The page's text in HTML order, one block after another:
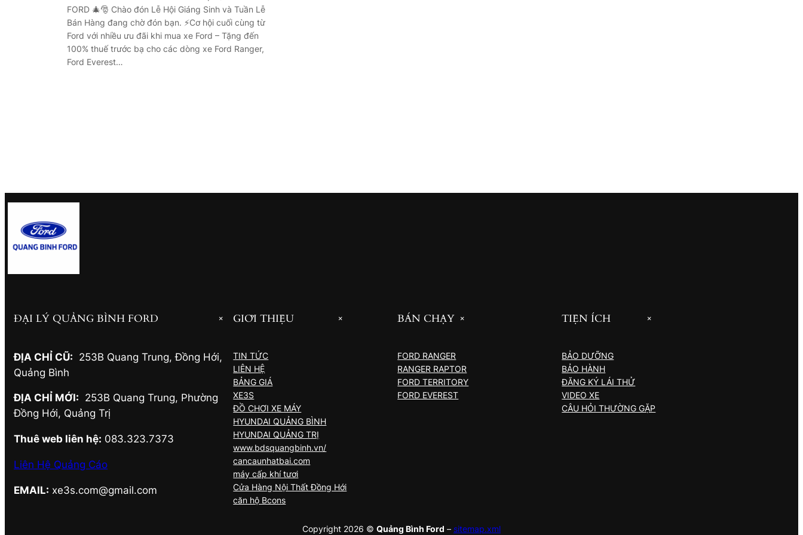
FORD 🎄🎅 Chào đón Lễ Hội Giáng Sinh và Tuần Lễ
Bán Hàng đang chờ đón bạn. ⚡Cơ hội cuối cùng từ
Ford với nhiều ưu đãi khi mua xe Ford – Tặng đến
100% thuế trước bạ cho các dòng xe Ford Ranger,
Ford Everest…
ĐẠI LÝ QUẢNG BÌNH FORD +
ĐỊA CHỈ CŨ: 253B Quang Trung, Đồng Hới,
Quảng Bình
ĐỊA CHỈ MỚI: 253B Quang Trung, Phường
Đồng Hới, Quảng Trị
Thuê web liên hệ: 083.323.7373
Liên Hệ Quảng Cáo
EMAIL: xe3s.com@gmail.com
GIỚI THIỆU +
TIN TỨC
LIÊN HỆ
BẢNG GIÁ
XE3S
ĐỒ CHƠI XE MÁY
HYUNDAI QUẢNG BÌNH
HYUNDAI QUẢNG TRỊ
www.bdsquangbinh.vn/
cancaunhatbai.com
máy cấp khí tươi
Cửa Hàng Nội Thất Đồng Hới
căn hộ Bcons
BÁN CHẠY +
FORD RANGER
RANGER RAPTOR
FORD TERRITORY
FORD EVEREST
TIỆN ÍCH +
BẢO DƯỠNG
BẢO HÀNH
ĐĂNG KÝ LÁI THỬ
VIDEO XE
CÂU HỎI THƯỜNG GẶP
Copyright 2026 © Quảng Bình Ford – sitemap.xml